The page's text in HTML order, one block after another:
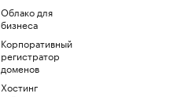
Облако для
бизнеса
Корпоративный
регистратор
доменов
Хостинг